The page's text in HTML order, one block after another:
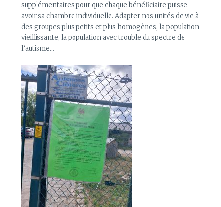
supplémentaires pour que chaque bénéficiaire puisse
avoir sa chambre individuelle. Adapter nos unités de vie à
des groupes plus petits et plus homogènes, la population
vieillissante, la population avec trouble du spectre de
l’autisme…